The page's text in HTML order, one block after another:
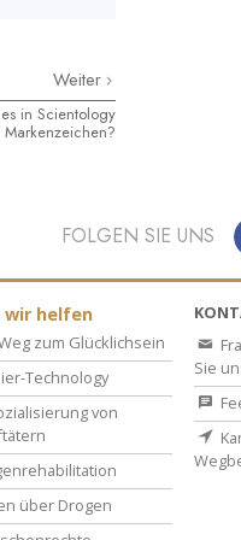
Weiter
in Scientology
FOLGEN SIE UNS
wir helfen
zum Glücklichsein
Technology
von
über Drogen
Sie